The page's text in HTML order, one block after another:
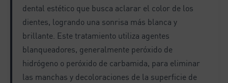
dental estético que busca aclarar el color de los
dientes, logrando una sonrisa más blanca y
brillante. Este tratamiento utiliza agentes
blanqueadores, generalmente peróxido de
hidrógeno o peróxido de carbamida, para eliminar
las manchas y decoloraciones de la superficie de